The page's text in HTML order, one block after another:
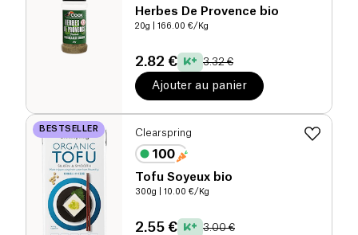
Herbes De Provence bio
20g | 166.00 €/Kg
2.82 € 3.32 €
Ajouter au panier
BESTSELLER Clearspring
Tofu Soyeux bio
300g | 10.00 €/Kg
2.55 € 3.00 €